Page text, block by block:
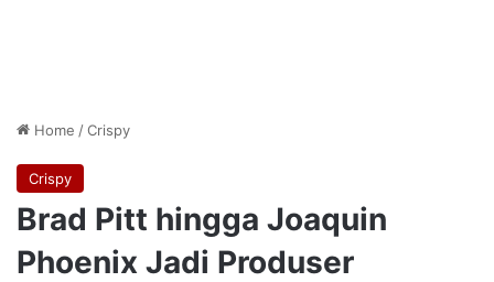
Home /Crispy
Crispy
Brad Pitt hingga Joaquin
Phoenix Jadi Produser